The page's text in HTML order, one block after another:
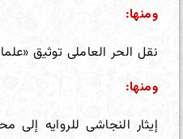
ومنها:
نقل الحر العاملی توثیق
ومنها:
إیثار النجاشی للروایه